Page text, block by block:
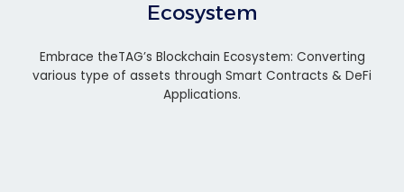
Ecosystem
Embrace theTAG’s Blockchain Ecosystem: Converting
various type of assets through Smart Contracts & DeFi
Applications.